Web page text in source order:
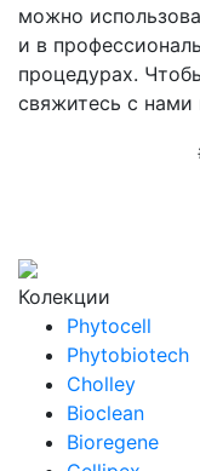
можно
и в
процедурах.
свяжитесь с
Колекции
Phytocell
Phytobiotech
Cholley
Bioclean
Bioregene